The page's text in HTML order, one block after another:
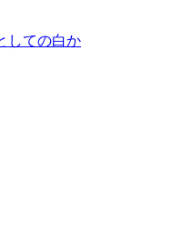
しての白か